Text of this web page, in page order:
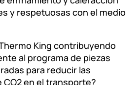
y respetuosas con el medio
King contribuyendo
al programa de piezas
para reducir las
CO2 en el transporte?